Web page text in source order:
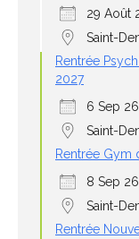
29 Août
Saint-
Rentrée
2027
6 Sep 26
Saint-
Rentrée Gym
8 Sep 26
Saint-
Rentrée